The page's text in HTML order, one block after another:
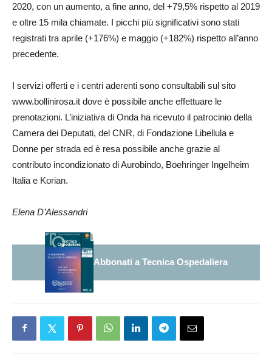
2020, con un aumento, a fine anno, del +79,5% rispetto al 2019
e oltre 15 mila chiamate. I picchi più significativi sono stati
registrati tra aprile (+176%) e maggio (+182%) rispetto all’anno
precedente.
I servizi offerti e i centri aderenti sono consultabili sul sito
www.bollinirosa.it dove è possibile anche effettuare le
prenotazioni. L’iniziativa di Onda ha ricevuto il patrocinio della
Camera dei Deputati, del CNR, di Fondazione Libellula e
Donne per strada ed è resa possibile anche grazie al
contributo incondizionato di Aurobindo, Boehringer Ingelheim
Italia e Korian.
Elena D’Alessandri
Abbonati a Tecnica Ospedaliera